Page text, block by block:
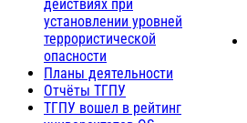
действиях при
установлении уровней
террористической
опасности
Планы деятельности
Отчёты ТГПУ
ТГПУ вошел в рейтинг